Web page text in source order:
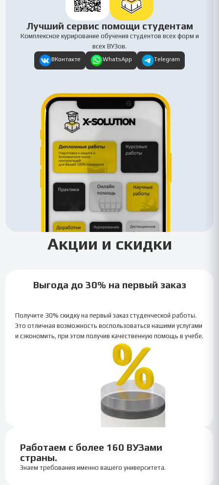
Лучший сервис помощи студентам
Комплексное курирование обучения студентов всех форм и
всех ВУЗов.
ВКонтакте WhatsApp Telegram
Акции и скидки
Выгода до 30% на первый заказ
Получите 30% скидку на первый заказ студенческой работы.
Это отличная возможность воспользоваться нашими услугами
и сэкономить, при этом получив качественную помощь в учебе.
Работаем с более 160 ВУЗами
страны.
Знаем требования именно вашего университета.